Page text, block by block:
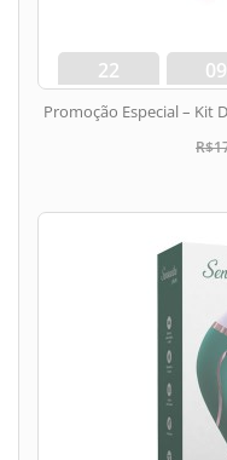
22
dias
09
Promoção Especial – Kit